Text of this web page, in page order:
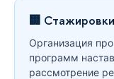
🏢
Организация
программ
рассмотрение